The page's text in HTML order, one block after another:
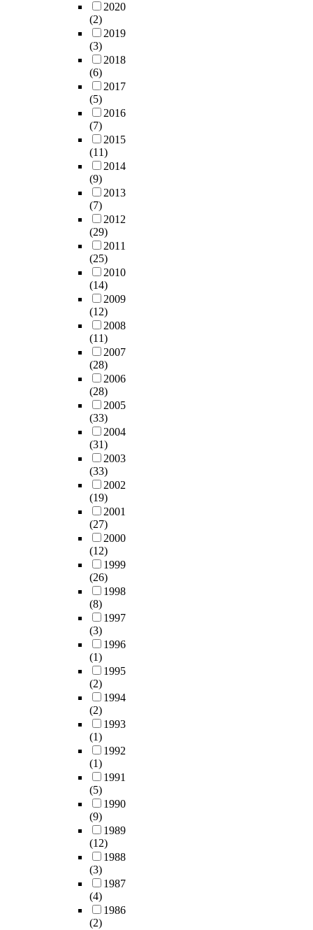
2020
(2)
2019
(3)
2018
(6)
2017
(5)
2016
(7)
2015
(11)
2014
(9)
2013
(7)
2012
(29)
2011
(25)
2010
(14)
2009
(12)
2008
(11)
2007
(28)
2006
(28)
2005
(33)
2004
(31)
2003
(33)
2002
(19)
2001
(27)
2000
(12)
1999
(26)
1998
(8)
1997
(3)
1996
(1)
1995
(2)
1994
(2)
1993
(1)
1992
(1)
1991
(5)
1990
(9)
1989
(12)
1988
(3)
1987
(4)
1986
(2)